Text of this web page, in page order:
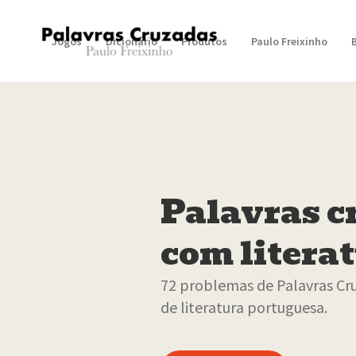
Jogos Dicionário Produtos Paulo Freixinho
Palavras
com
72 problemas de Palavras
de literatura portuguesa.